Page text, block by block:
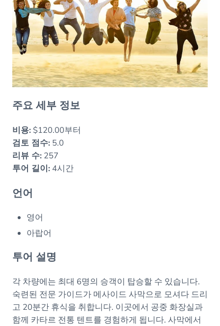
주요 세부 정보
비용:$120.00부터
검토 점수:5.0
리뷰 수:257
투어 길이:4시간
언어
영어
아랍어
투어 설명
각 차량에는 최대 6명의 승객이 탑승할 수 있습니다.
숙련된 전문 가이드가 메사이드 사막으로 모셔다 드리
고 20분간 휴식을 취합니다. 이곳에서 공중 화장실과
함께 카타르 전통 텐트를 경험하게 됩니다. 사막에서